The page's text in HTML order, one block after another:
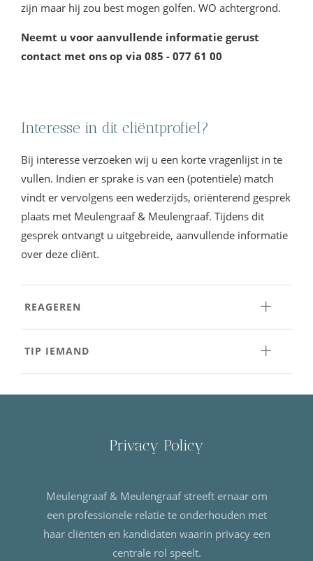
zijn maar hij zou best mogen golfen. WO achtergrond.
Neemt u voor aanvullende informatie gerust
contact met ons op via 085 - 077 61 00
Interesse in dit cliëntprofiel?
Bij interesse verzoeken wij u een korte vragenlijst in te
vullen. Indien er sprake is van een (potentiële) match
vindt er vervolgens een wederzijds, oriënterend gesprek
plaats met Meulengraaf & Meulengraaf. Tijdens dit
gesprek ontvangt u uitgebreide, aanvullende informatie
over deze cliënt.
REAGEREN
TIP IEMAND
Privacy Policy
Meulengraaf & Meulengraaf streeft ernaar om
een professionele relatie te onderhouden met
haar cliënten en kandidaten waarin privacy een
centrale rol speelt.